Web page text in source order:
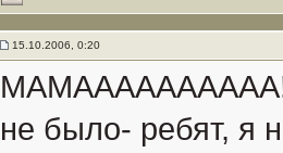
15.10.2006, 0:20
МАМАААААААААА!
не было- ребят, я